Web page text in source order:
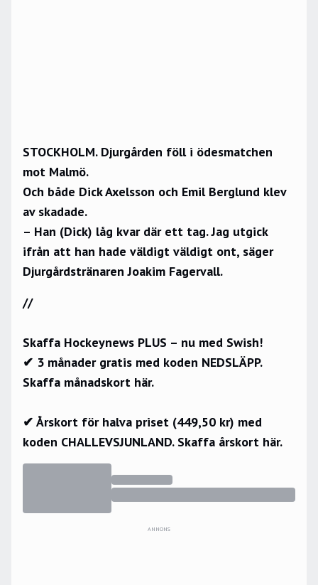
STOCKHOLM. Djurgården föll i ödesmatchen
mot Malmö.
Och både Dick Axelsson och Emil Berglund klev
av skadade.
– Han (Dick) låg kvar där ett tag. Jag utgick
ifrån att han hade väldigt väldigt ont, säger
Djurgårdstränaren Joakim Fagervall.
//
Skaffa Hockeynews PLUS – nu med Swish!
✔ 3 månader gratis med koden NEDSLÄPP.
Skaffa månadskort här.
✔ Årskort för halva priset (449,50 kr) med
koden CHALLEVSJUNLAND. Skaffa årskort här.
ANNONS